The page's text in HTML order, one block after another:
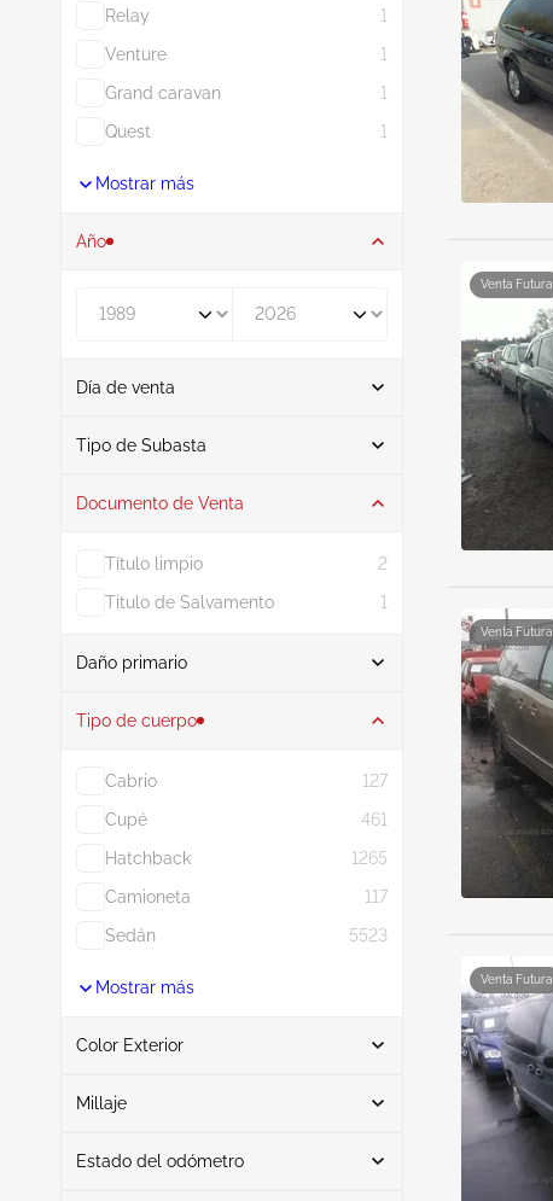
Relay
1
Venture
1
Grand caravan
1
Quest
1
Mostrar más
Año
Día de venta
De
Tipo de Subasta
Subasta 12
Documento de Venta
Título limpio
2
Titulo de Salvamento
1
Daño primario
Interfaz
3
Posterior
2
Por todas partes
2
Ninguno
2
Lado izquierdo
1
Tipo de cuerpo
Cabrio
127
Cupé
461
Hatchback
1265
Camioneta
117
Sedán
5523
Mostrar más
Color Exterior
Millaje
Estado del odómetro
Venta Futura
Venta Futura
Venta Futura